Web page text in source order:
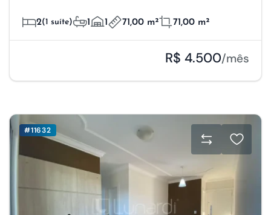
2(1 suíte) 1 1 71,00 m² 71,00 m²
R$ 4.500/mês
#11632